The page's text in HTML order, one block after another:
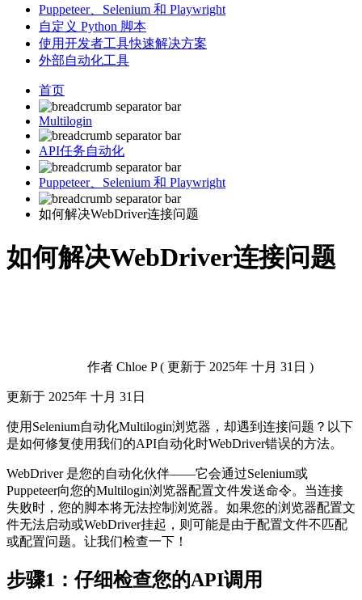
Puppeteer、Selenium 和 Playwright
自定义 Python 脚本
使用开发者工具快速解决方案
外部自动化工具
首页
Multilogin
API任务自动化
Puppeteer、Selenium 和 Playwright
如何解决WebDriver连接问题
如何解决WebDriver连接问题
作者 Chloe P( 更新于 2025年 十月 31日 )
更新于 2025年 十月 31日
使用 Selenium自动化Multilogin浏览器，却遇到连接问题？以下
是如何修复使用我们的API自动化时WebDriver错误的方法。
WebDriver 是您的自动化伙伴——它会通过Selenium或
Puppeteer向您的Multilogin浏览器配置文件发送命令。当连接
失败时，您的脚本将无法控制浏览器。如果您的浏览器配置文
件无法启动或WebDriver挂起，则可能是由于配置文件不匹配
或配置问题。让我们检查一下！
步骤1：仔细检查您的API调用